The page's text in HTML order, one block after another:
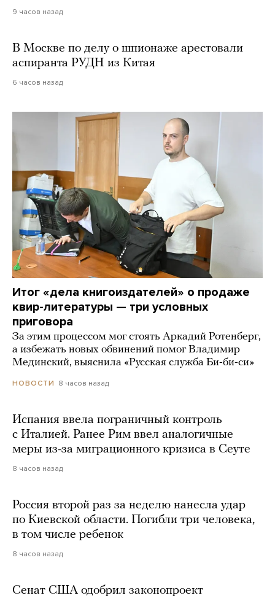
9 часов назад
В Москве по делу о шпионаже арестовали
аспиранта РУДН из Китая
6 часов назад
Итог «дела книгоиздателей» о продаже
квир-литературы — три условных
приговора
За этим процессом мог стоять Аркадий Ротенберг,
а избежать новых обвинений помог Владимир
Мединский, выяснила «Русская служба Би-би-си»
НОВОСТИ 8 часов назад
Испания ввела пограничный контроль
с Италией. Ранее Рим ввел аналогичные
меры из-за миграционного кризиса в Сеуте
8 часов назад
Россия второй раз за неделю нанесла удар
по Киевской области. Погибли три человека,
в том числе ребенок
8 часов назад
Сенат США одобрил законопроект